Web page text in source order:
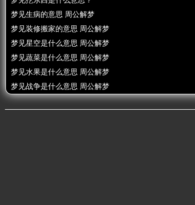
梦见生病的意思 周公解梦
梦见装修搬家的意思 周公解梦
梦见星空是什么意思 周公解梦
梦见蔬菜是什么意思 周公解梦
梦见水果是什么意思 周公解梦
梦见战争是什么意思 周公解梦